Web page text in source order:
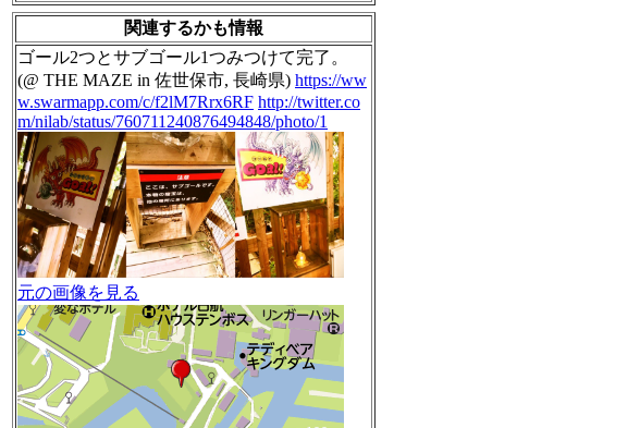
関連するかも情報
ゴール2つとサブゴール1つみつけて完了。
(@ THE MAZE in 佐世保市, 長崎県) https://ww
w.swarmapp.com/c/f2lM7Rrx6RF http://twitter.co
m/nilab/status/760711240876494848/photo/1
元の画像を見る